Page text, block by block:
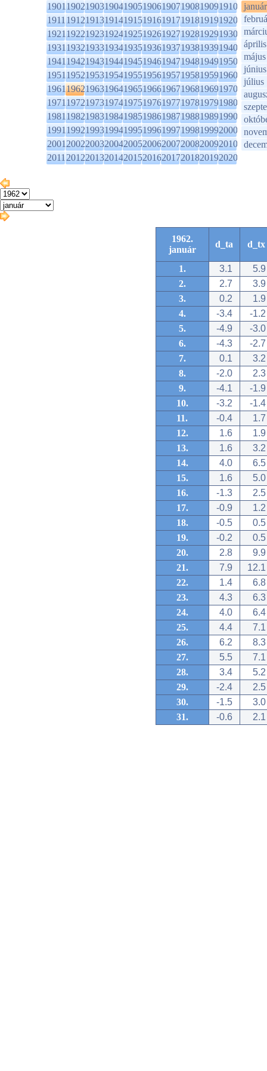
1901190219031904190519061907190819091910
1911191219131914191519161917191819191920
1921192219231924192519261927192819291930
1931193219331934193519361937193819391940
1941194219431944194519461947194819491950
1951195219531954195519561957195819591960
1961196219631964196519661967196819691970
1971197219731974197519761977197819791980
1981198219831984198519861987198819891990
1991199219931994199519961997199819992000
2001200220032004200520062007200820092010
2011201220132014201520162017201820192020
január
április
május
június
július
1962.
január
d_ta d_tx
1. 3.1
5.9
2.
2.7
3.9
3.
0.2
1.9
4.
-3.4
-1.2
5.
-4.9
-3.0
6.
-4.3
-2.7
7.
0.1
3.2
8.
-2.0
2.3
9.
-4.1
-1.9
10.
-3.2
-1.4
11.
-0.4
1.7
12.
1.6
1.9
13.
1.6
3.2
14.
4.0
6.5
15.
1.6
5.0
16.
-1.3
2.5
17.
-0.9
1.2
18.
-0.5
0.5
19.
-0.2
0.5
20.
2.8
9.9
21.
7.9
12.1
22.
1.4
6.8
23.
4.3
6.3
24.
4.0
6.4
25.
4.4
7.1
26.
6.2
8.3
27.
5.5
7.1
28.
3.4
5.2
29.
-2.4
2.5
30.
-1.5
3.0
31.
-0.6 2.1